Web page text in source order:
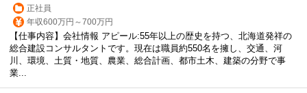
正社員
年収600万円～700万円
【仕事内容】会社情報 アピール:55年以上の歴史を持つ、北海道発祥の
総合建設コンサルタントです。現在は職員約550名を擁し、交通、河
川、環境、土質・地質、農業、総合計画、都市土木、建築の分野で事
業...